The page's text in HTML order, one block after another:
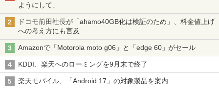
ようにして」
ドコモ前田社長が「ahamo40GB化は検証のため」、料金値上げ
への考え方にも言及
Amazonで「Motorola moto g06」と「edge 60」がセール
KDDI、楽天へのローミングを9月末で終了
楽天モバイル、「Android 17」の対象製品を案内